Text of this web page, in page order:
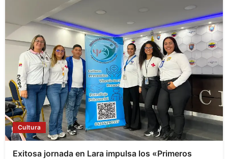
Cultura
Exitosa jornada en Lara impulsa los «Primeros